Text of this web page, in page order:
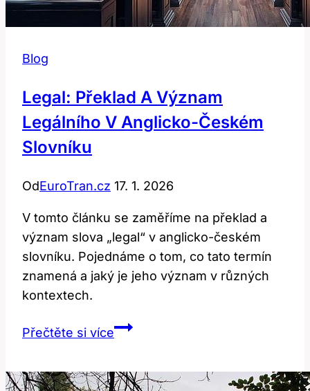
Blog
Legal: Překlad A Význam
Legálního V Anglicko-Českém
Slovníku
OdEuroTran.cz 17. 1. 2026
V tomto článku se zaměříme na překlad a
význam slova „legal“ v anglicko-českém
slovníku. Pojednáme o tom, co tato termín
znamená a jaký je jeho význam v různých
kontextech.
Přečtěte si víceLegal:
Význam